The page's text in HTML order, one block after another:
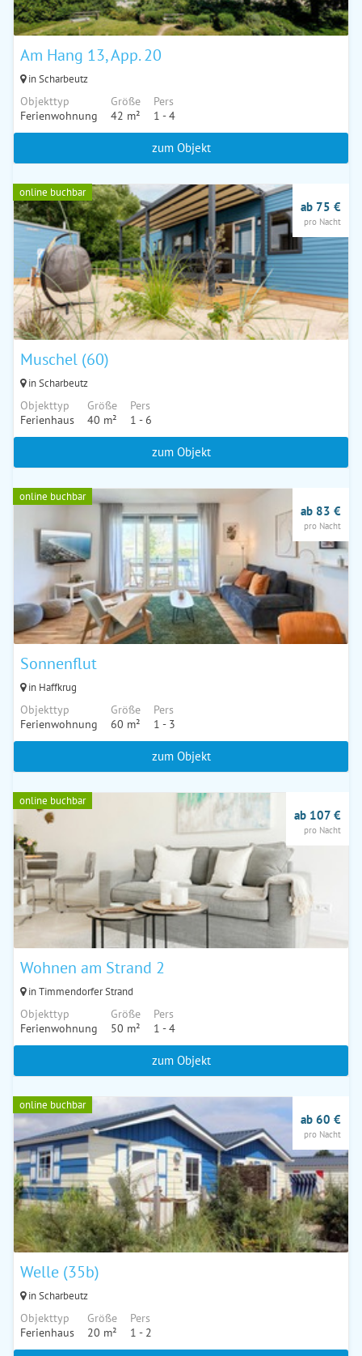
Am Hang 13, App. 20
in Scharbeutz
Objekttyp
Ferienwohnung
Größe
42 m²
Pers
1 - 4
zum Objekt
online buchbar
Muschel (60)
in Scharbeutz
Objekttyp
Ferienhaus
Größe
40 m²
Pers
1 - 6
ab 75 €
pro Nacht
zum Objekt
online buchbar
Sonnenflut
in Haffkrug
Objekttyp
Ferienwohnung
Größe
60 m²
Pers
1 - 3
ab 83 €
pro Nacht
zum Objekt
online buchbar
Wohnen am Strand 2
in Timmendorfer Strand
Objekttyp
Ferienwohnung
Größe
50 m²
Pers
1 - 4
ab 107 €
pro Nacht
zum Objekt
online buchbar
Welle (35b)
in Scharbeutz
Objekttyp
Ferienhaus
Größe
20 m²
Pers
1 - 2
ab 60 €
pro Nacht